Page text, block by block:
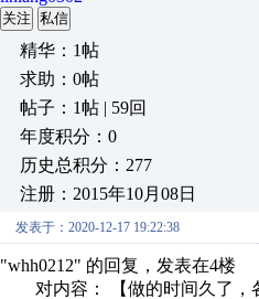
关注 私信
精华：1帖
求助：0帖
帖子：1帖 | 59回
年度积分：0
历史总积分：277
注册：2015年10月08日
发表于：2020-12-17 19:22:38
"whh0212" 的回复，发表在4楼
对内容： 【做的时间久了，各